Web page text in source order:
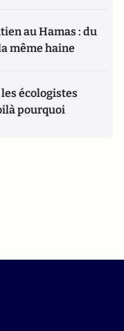
au Hamas : du
même haine
écologistes
pourquoi